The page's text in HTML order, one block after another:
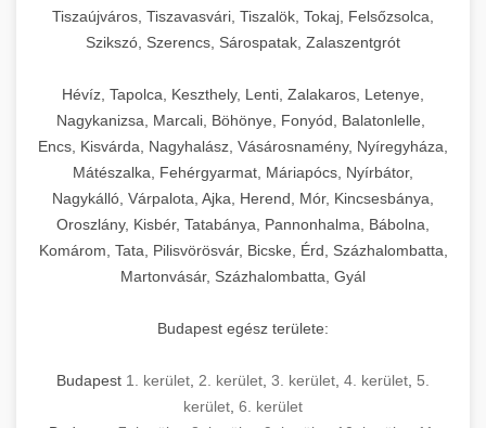
Tiszaújváros, Tiszavasvári, Tiszalök, Tokaj, Felsőzsolca,
Szikszó, Szerencs, Sárospatak, Zalaszentgrót
Hévíz, Tapolca, Keszthely, Lenti, Zalakaros, Letenye,
Nagykanizsa, Marcali, Böhönye, Fonyód, Balatonlelle,
Encs, Kisvárda, Nagyhalász, Vásárosnamény, Nyíregyháza,
Mátészalka, Fehérgyarmat, Máriapócs, Nyírbátor,
Nagykálló, Várpalota, Ajka, Herend, Mór, Kincsesbánya,
Oroszlány, Kisbér, Tatabánya, Pannonhalma, Bábolna,
Komárom, Tata, Pilisvörösvár, Bicske, Érd, Százhalombatta,
Martonvásár, Százhalombatta, Gyál
Budapest egész területe:
Budapest 1. kerület 2. kerület 3. kerület 4. kerület 5.
kerület 6. kerület